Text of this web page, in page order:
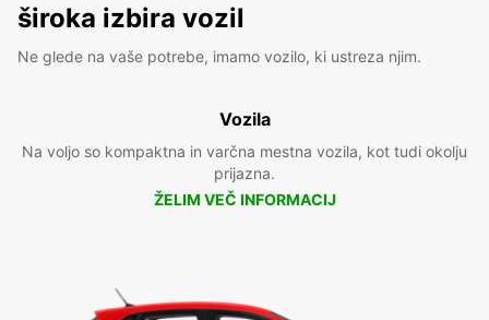
široka izbira vozil
Ne glede na vaše potrebe, imamo vozilo, ki ustreza njim.
Vozila
Na voljo so kompaktna in varčna mestna vozila, kot tudi okolju
prijazna.
ŽELIM VEČ INFORMACIJ